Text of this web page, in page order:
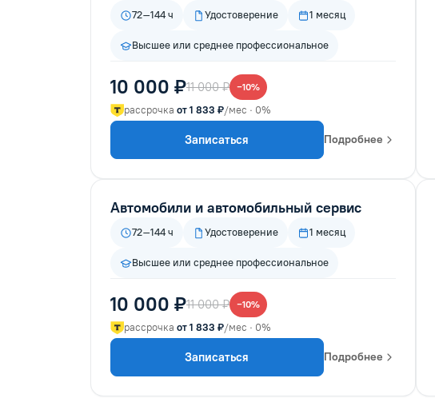
72–144 ч Удостоверение 1 месяц
Высшее или среднее профессиональное
10 000 ₽11 000 ₽ −10%
рассрочка от 1 833 ₽/мес · 0%
Записаться Подробнее
Автомобили и автомобильный сервис
72–144 ч Удостоверение 1 месяц
Высшее или среднее профессиональное
10 000 ₽11 000 ₽ −10%
рассрочка от 1 833 ₽/мес · 0%
Записаться Подробнее